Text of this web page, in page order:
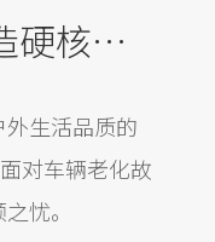
户外电源设计 | 锚定深圳创新沃土，打造硬核爆款产品
生活品质的
对车辆老化故
忧。